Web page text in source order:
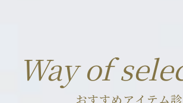
Way of
おすすめアイ テム診